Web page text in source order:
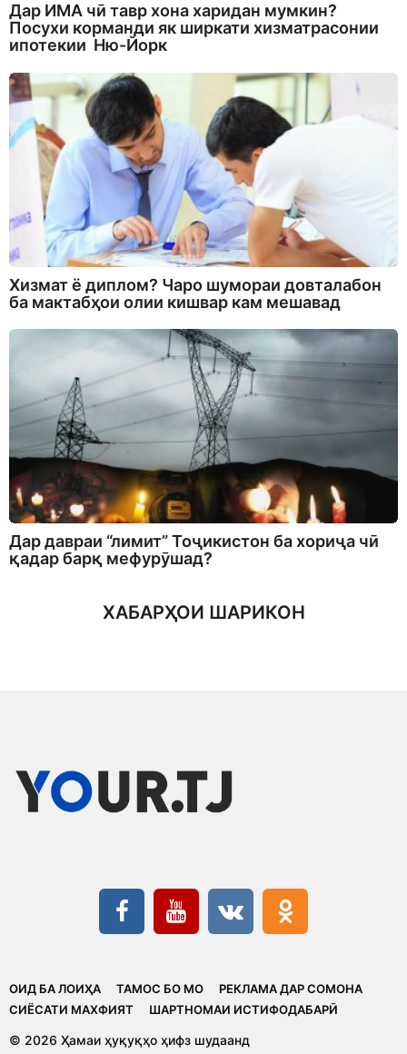
Дар ИМА чӣ тавр хона харидан мумкин?
Посухи корманди як ширкати хизматрасонии
ипотекии Ню-Йорк
Хизмат ё диплом? Чаро шумораи довталабон
ба мактабҳои олии кишвар кам мешавад
Дар давраи “лимит” Тоҷикистон ба хориҷа чӣ
қадар барқ мефурӯшад?
ХАБАРҲОИ ШАРИКОН
ОИД БА ЛОИҲА ТАМОС БО МО
РЕКЛАМА ДАР СОМОНА
CИЁСАТИ МАХФИЯТ
ШАРТНОМАИ ИСТИФОДАБАРӢ
© 2026 Ҳамаи ҳуқуқҳо ҳифз шудаанд